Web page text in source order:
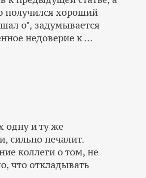
хороший
о", задумывается
недоверие к ...
одну и ту же
сильно печалит.
коллеги о том, не
что откладывать